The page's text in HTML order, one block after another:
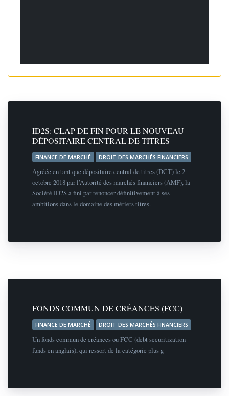
ID2S: CLAP DE FIN POUR LE NOUVEAU
DÉPOSITAIRE CENTRAL DE TITRES
FINANCE DE MARCHÉ DROIT DES MARCHÉS FINANCIERS
Agréée en tant que dépositaire central de titres (DCT) le 2
octobre 2018 par l’Autorité des marchés financiers (AMF), la
Société ID2S a fini par renoncer définitivement à ses
ambitions dans le domaine des métiers titres.
FONDS COMMUN DE CRÉANCES (FCC)
FINANCE DE MARCHÉ DROIT DES MARCHÉS FINANCIERS
Un fonds commun de créances ou FCC (debt securitization
funds en anglais), qui ressort de la catégorie plus g